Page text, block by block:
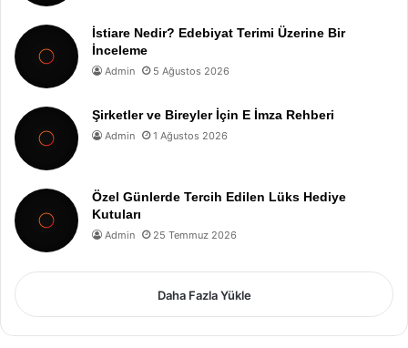
İstiare Nedir? Edebiyat Terimi Üzerine Bir
İnceleme
Admin 5 Ağustos 2026
Şirketler ve Bireyler İçin E İmza Rehberi
Admin 1 Ağustos 2026
Özel Günlerde Tercih Edilen Lüks Hediye
Kutuları
Admin 25 Temmuz 2026
Daha Fazla Yükle